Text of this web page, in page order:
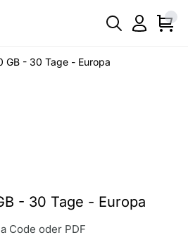
GB - 30 Tage - Europa
- 30 Tage - Europa
Code oder PDF